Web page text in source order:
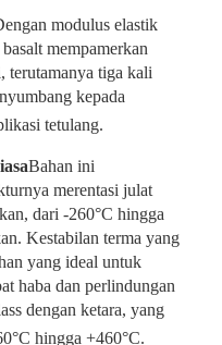
modulus elastik
mempamerkan
terutamanya tiga kali
kepada
tetulang.
Bahan ini
merentasi julat
dari -260°C hingga
Kestabilan terma yang
yang ideal untuk
haba dan perlindungan
dengan ketara, yang
hingga +460°C.